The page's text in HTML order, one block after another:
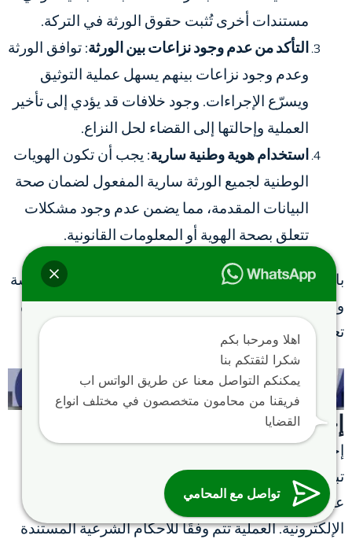
مستندات أخرى تُثبت حقوق الورثة في التركة.
التأكد من عدم وجود نزاعات بين الورثة: توافق الورثة
وعدم وجود نزاعات بينهم يسهل عملية التوثيق
ويسرّع الإجراءات. وجود خلافات قد يؤدي إلى تأخير
العملية وإحالتها إلى القضاء لحل النزاع.
استخدام هوية وطنية سارية: يجب أن تكون الهويات
الوطنية لجميع الورثة سارية المفعول لضمان صحة
البيانات المقدمة، مما يضمن عدم وجود مشكلات
تتعلق بصحة الهوية أو المعلومات القانونية.
باتباع هذه الشروط، تُصبح عملية توثيق الورثة أكثر سلاسة
وفعالية، مما يضمن إتمام الإجراءات بسرعة ودقة وبدون
تعقيدات.
إجراءات توزيع التركة في السعودية
إجراءات توزيع التركة في السعودية تتبع خطوات محددة
تبدأ بتوثيق وحصر الورثة، تليها تقديم طلب لتوزيع التركة
عبر المحكمة المختصة أو من خلال بوابة “ناجز”
الإلكترونية. العملية تتم وفقًا للأحكام الشرعية المستندة
تواصل مع المحامي
اهلا ومرحبا بكم
شكرا لثقتكم بنا
يمكنكم التواصل معنا عن طريق الواتس اب
فريقنا من محامون متخصصون في مختلف انواع
القضايا